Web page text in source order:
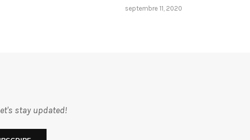
septembre 11, 2020
stay updated!